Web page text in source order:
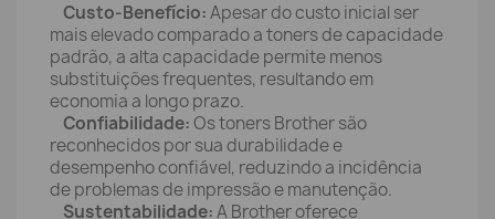
Custo-Benefício:Apesar do custo inicial ser
mais elevado comparado a toners de capacidade
padrão, a alta capacidade permite menos
substituições frequentes, resultando em
economia a longo prazo.
Confiabilidade:Os toners Brother são
reconhecidos por sua durabilidade e
desempenho confiável, reduzindo a incidência
de problemas de impressão e manutenção.
Sustentabilidade:A Brother oferece